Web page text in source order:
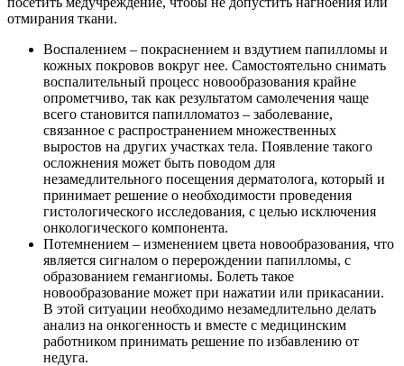
отмирания ткани.
Воспалением – покраснением и вздутием папилломы и
кожных покровов вокруг нее. Самостоятельно снимать
воспалительный процесс новообразования крайне
опрометчиво, так как результатом самолечения чаще
всего становится папилломатоз – заболевание,
связанное с распространением множественных
выростов на других участках тела. Появление такого
осложнения может быть поводом для
незамедлительного посещения дерматолога, который и
принимает решение о необходимости проведения
гистологического исследования, с целью исключения
онкологического компонента.
Потемнением – изменением цвета новообразования, что
является сигналом о перерождении папилломы, с
образованием гемангиомы. Болеть такое
новообразование может при нажатии или прикасании.
В этой ситуации необходимо незамедлительно делать
анализ на онкогенность и вместе с медицинским
работником принимать решение по избавлению от
недуга.